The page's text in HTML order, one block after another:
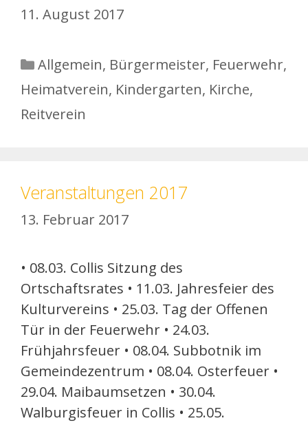
11. August 2017
Kategorien
Allgemein, Bürgermeister, Feuerwehr,
Heimatverein, Kindergarten, Kirche,
Reitverein
Veranstaltungen 2017
13. Februar 2017
• 08.03. Collis Sitzung des
Ortschaftsrates • 11.03. Jahresfeier des
Kulturvereins • 25.03. Tag der Offenen
Tür in der Feuerwehr • 24.03.
Frühjahrsfeuer • 08.04. Subbotnik im
Gemeindezentrum • 08.04. Osterfeuer •
29.04. Maibaumsetzen • 30.04.
Walburgisfeuer in Collis • 25.05.